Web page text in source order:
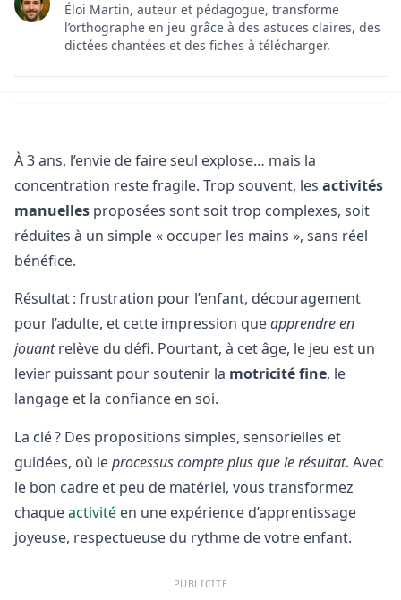
Éloi Martin, auteur et pédagogue, transforme
l’orthographe en jeu grâce à des astuces claires, des
dictées chantées et des fiches à télécharger.
À 3 ans, l’envie de faire seul explose… mais la
concentration reste fragile. Trop souvent, les activités
manuelles proposées sont soit trop complexes, soit
réduites à un simple « occuper les mains », sans réel
bénéfice.
Résultat : frustration pour l’enfant, découragement
pour l’adulte, et cette impression queapprendre en
jouantrelève du défi. Pourtant, à cet âge, le jeu est un
levier puissant pour soutenir la motricité fine, le
langage et la confiance en soi.
La clé ? Des propositions simples, sensorielles et
guidées, où leprocessus compte plus que le résultat. Avec
le bon cadre et peu de matériel, vous transformez
chaqueactivité en une expérience d’apprentissage
joyeuse, respectueuse du rythme de votre enfant.
PUBLICITÉ